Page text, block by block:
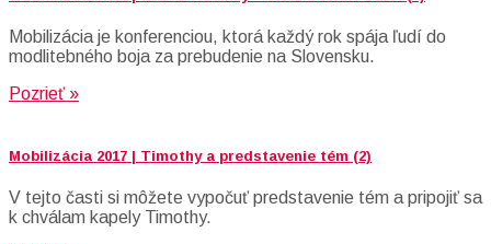
Mobilizácia je konferenciou, ktorá každý rok spája ľudí do
modlitebného boja za prebudenie na Slovensku.
Pozrieť »
Mobilizácia 2017 | Timothy a predstavenie tém (2)
V tejto časti si môžete vypočuť predstavenie tém a pripojiť sa
k chválam kapely Timothy.